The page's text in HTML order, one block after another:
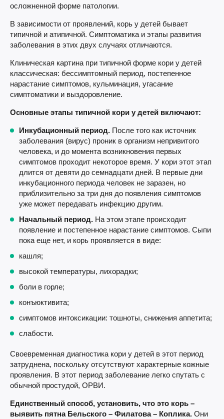
осложненной форме патологии.
В зависимости от проявлений, корь у детей бывает
типичной и атипичной. Симптоматика и этапы развития
заболевания в этих двух случаях отличаются.
Клиническая картина при типичной форме кори у детей
классическая: бессимптомный период, постепенное
нарастание симптомов, кульминация, угасание
симптоматики и выздоровление.
Основные этапы типичной кори у детей включают:
Инкубационный период. После того как источник
заболевания (вирус) проник в организм непривитого
человека, и до момента возникновения первых
симптомов проходит некоторое время. У кори этот этап
длится от девяти до семнадцати дней. В первые дни
инкубационного периода человек не заразен, но
приблизительно за три дня до появления симптомов
уже может передавать инфекцию другим.
Начальный период. На этом этапе происходит
появление и постепенное нарастание симптомов. Сыпи
пока еще нет, и корь проявляется в виде:
кашля;
высокой температуры, лихорадки;
боли в горле;
конъюктивита;
симптомов интоксикации: тошноты, снижения аппетита;
слабости.
Своевременная диагностика кори у детей в этот период
затруднена, поскольку отсутствуют характерные кожные
проявления. В этот период заболевание легко спутать с
обычной простудой, ОРВИ.
Единственный способ, установить, что это корь –
выявить пятна Бельского – Филатова – Коплика. Они